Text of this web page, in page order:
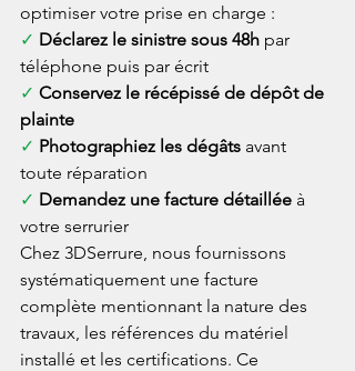
optimiser votre prise en charge :
✓ Déclarez le sinistre sous 48h par
téléphone puis par écrit
✓ Conservez le récépissé de dépôt de
plainte
✓ Photographiez les dégâts avant
toute réparation
✓ Demandez une facture détaillée à
votre serrurier
Chez 3DSerrure, nous fournissons
systématiquement une facture
complète mentionnant la nature des
travaux, les références du matériel
installé et les certifications. Ce